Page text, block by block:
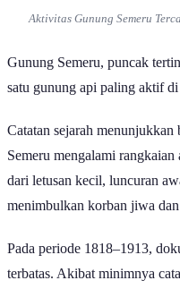
Aktivitas Gunung Semeru
Gunung Semeru, puncak
satu gunung api paling aktif
Catatan sejarah
Semeru mengalami
dari letusan kecil, luncuran
menimbulkan korban jiwa
Pada periode 1818–1913,
terbatas. Akibat minimnya